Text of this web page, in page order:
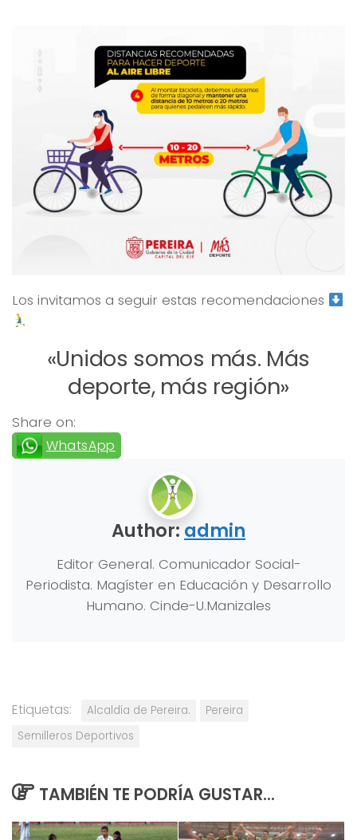
Los invitamos a seguir estas recomendaciones
«Unidos somos más. Más
deporte, más región»
Share on:
WhatsApp
Author:admin
Editor General. Comunicador Social-
Periodista. Magíster en Educación y Desarrollo
Humano. Cinde-U.Manizales
Etiquetas: Alcaldía de Pereira.
Pereira
Semilleros Deportivos
TAMBIÉN TE PODRÍA GUSTAR...